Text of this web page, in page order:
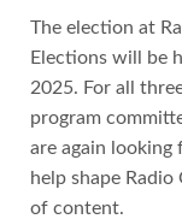
The election at
Elections will be
2025. For all
program
are again
help shape
of content.